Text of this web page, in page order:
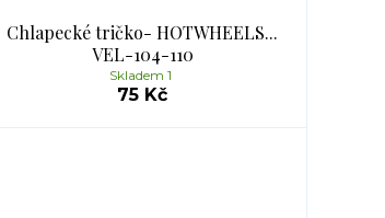
Chlapecké tričko- HOTWHEELS...
VEL-104-110
75 Kč
Skladem 1